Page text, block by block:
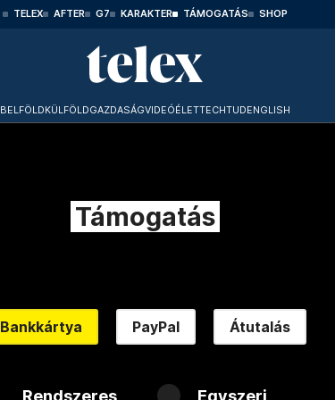
TELEX AFTER G7 KARAKTER TÁMOGATÁS SHOP
BELFÖLDKÜLFÖLDGAZDASÁGVIDEÓÉLETTECHTUDENGLISH
Támogatás
Bankkártya PayPal Átutalás
Rendszeres Egyszeri